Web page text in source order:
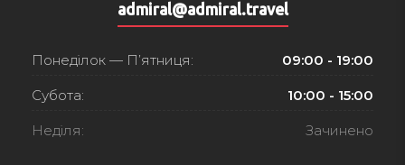
admiral@admiral.travel
Понеділок — П’ятниця: 09:00 - 19:00
Субота: 10:00 - 15:00
Неділя: Зачинено